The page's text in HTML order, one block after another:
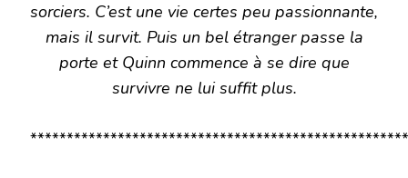
sorciers. C’est une vie certes peu passionnante,
mais il survit. Puis un bel étranger passe la
porte et Quinn commence à se dire que
survivre ne lui suffit plus.